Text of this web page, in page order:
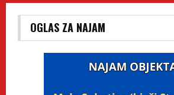
OGLAS ZA NAJAM